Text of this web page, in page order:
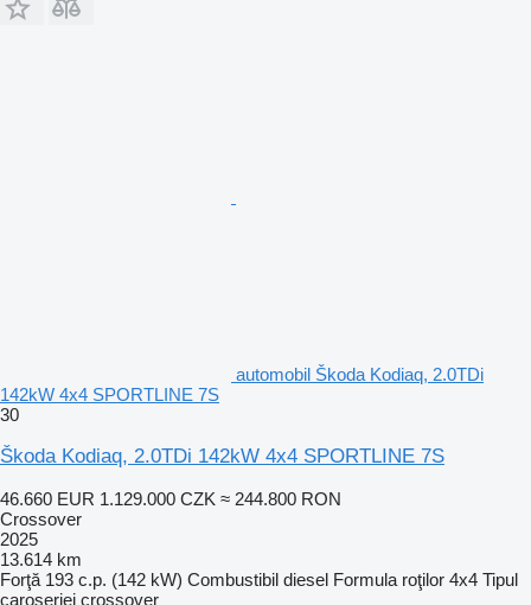
automobil Škoda Kodiaq, 2.0TDi
142kW 4x4 SPORTLINE 7S
30
Škoda Kodiaq, 2.0TDi 142kW 4x4 SPORTLINE 7S
46.660 EUR 1.129.000 CZK ≈ 244.800 RON
Crossover
2025
13.614 km
Forţă 193 c.p. (142 kW) Combustibil diesel Formula roţilor 4x4 Tipul
caroseriei crossover